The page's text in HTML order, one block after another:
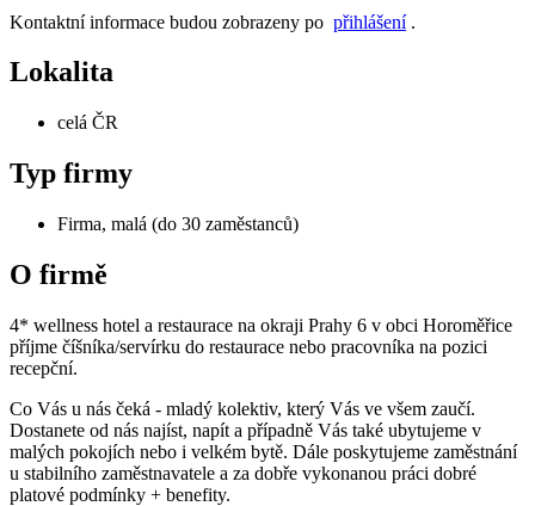
Kontaktní informace budou zobrazeny po přihlášení.
Lokalita
celá ČR
Typ firmy
Firma, malá (do 30 zaměstanců)
O firmě
4* wellness hotel a restaurace na okraji Prahy 6 v obci Horoměřice
příjme číšníka/servírku do restaurace nebo pracovníka na pozici
recepční.
Co Vás u nás čeká - mladý kolektiv, který Vás ve všem zaučí.
Dostanete od nás najíst, napít a případně Vás také ubytujeme v
malých pokojích nebo i velkém bytě. Dále poskytujeme zaměstnání
u stabilního zaměstnavatele a za dobře vykonanou práci dobré
platové podmínky + benefity.